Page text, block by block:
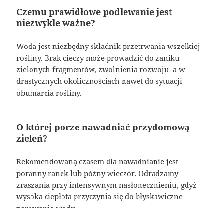
Czemu prawidłowe podlewanie jest
niezwykle ważne?
Woda jest niezbędny składnik przetrwania wszelkiej
rośliny. Brak cieczy może prowadzić do zaniku
zielonych fragmentów, zwolnienia rozwoju, a w
drastycznych okolicznościach nawet do sytuacji
obumarcia rośliny.
O której porze nawadniać przydomową
zieleń?
Rekomendowaną czasem dla nawadnianie jest
poranny ranek lub późny wieczór. Odradzamy
zraszania przy intensywnym nasłonecznieniu, gdyż
wysoka ciepłota przyczynia się do błyskawiczne